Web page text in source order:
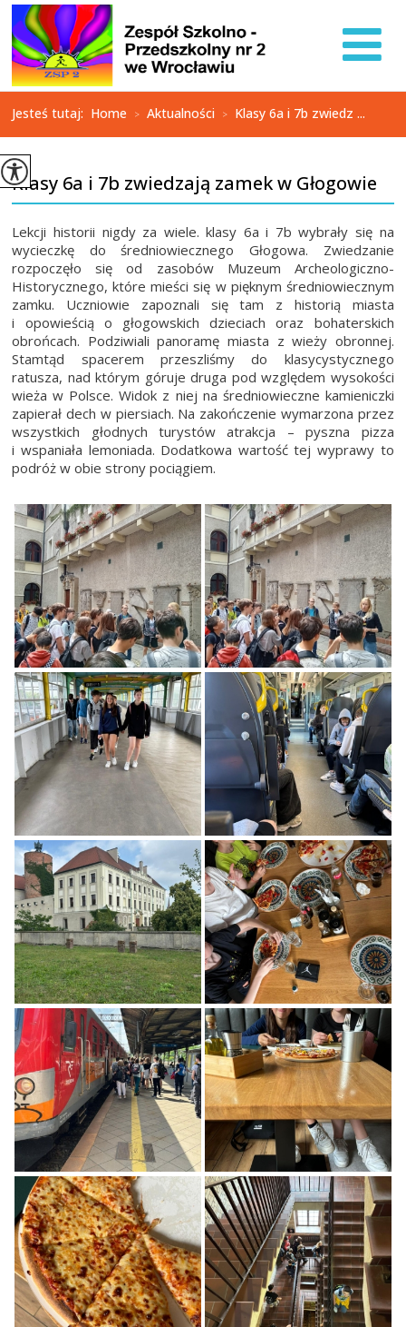
Jesteś tutaj: Home > Aktualności > Klasy 6a i 7b zwiedz ...
Klasy 6a i 7b zwiedzają zamek w Głogowie
Lekcji historii nigdy za wiele. klasy 6a i 7b wybrały się na
wycieczkę do średniowiecznego Głogowa. Zwiedzanie
rozpoczęło się od zasobów Muzeum Archeologiczno-
Historycznego, które mieści się w pięknym średniowiecznym
zamku. Uczniowie zapoznali się tam z historią miasta
i opowieścią o głogowskich dzieciach oraz bohaterskich
obrońcach. Podziwiali panoramę miasta z wieży obronnej.
Stamtąd spacerem przeszliśmy do klasycystycznego
ratusza, nad którym góruje druga pod względem wysokości
wieża w Polsce. Widok z niej na średniowieczne kamieniczki
zapierał dech w piersiach. Na zakończenie wymarzona przez
wszystkich głodnych turystów atrakcja – pyszna pizza
i wspaniała lemoniada. Dodatkowa wartość tej wyprawy to
podróż w obie strony pociągiem.